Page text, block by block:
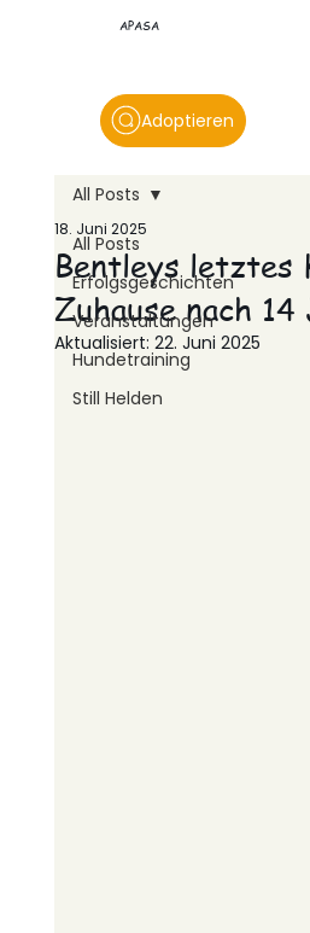
APASA
Adoptieren
All Posts
Erfolgsgeschichten
Veranstaltungen
Hundetraining
Still Helden
All Posts
Bentleys letztes
Zuhause nach
18. Juni 2025
Aktualisiert: 22. Juni 2025